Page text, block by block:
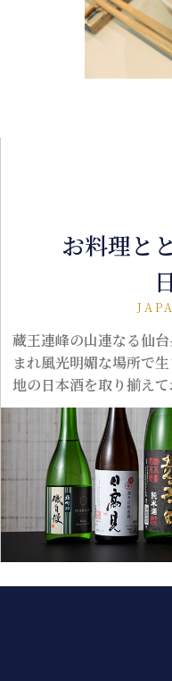
お料理と
蔵王連峰の山連なる仙
まれ風光明媚な場所で
地の日本酒を取り揃えて